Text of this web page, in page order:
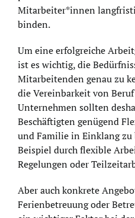
Mitarbeiter*innen
binden.
Um eine erfolgreiche
ist es wichtig, die
Mitarbeitenden genau zu
die Vereinbarkeit von
Unternehmen sollten
Beschäftigten genügend
und Familie in Einklang
Beispiel durch flexible
Regelungen oder
Aber auch konkrete
Ferienbetreuung oder